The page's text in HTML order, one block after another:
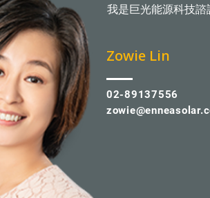
​Zowie Lin
02-89137556
我是巨光能源科技諮